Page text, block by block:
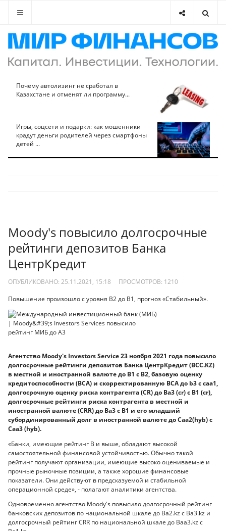
Почему автолизинг не сработал в
Казахстане и отменят ли программу...
Игры, соцсети и подарки: как мошенники
крадут деньги родителей через смартфоны
детей ...
Moody's повысило долгосрочные
рейтинги депозитов Банка
ЦентрКредит
ОПУБЛИКОВАНО: 25.11.2021, 15:18 ПРОСМОТРОВ: 1210
Повышение произошло с уровня В2 до В1, прогноз «Стабильный».
Агентство Moody's Investors Service 23 ноября 2021 года повысило
долгосрочные рейтинги депозитов Банка ЦентрКредит (BCC.KZ)
в местной и иностранной валюте до B1 с B2, базовую оценку
кредитоспособности (BCA) и скорректированную BCA до b3 с caa1,
долгосрочную оценку риска контрагента (CR) до Ba3 (cr) с B1 (cr),
долгосрочные рейтинги риска контрагента в местной и
иностранной валюте (CRR) до Ba3 с B1 и его младший
субординированный долг в иностранной валюте до Caa2(hyb) с
Caa3 (hyb).
«Банки, имеющие рейтинг B и выше, обладают высокой
самостоятельной финансовой устойчивостью. Обычно такой
рейтинг получают организации, имеющие высоко оцениваемые и
прочные рыночные позиции, а также хорошие финансовые
показатели. Они действуют в предсказуемой и стабильной
операционной среде», - полагают аналитики агентства.
Одновременно агентство Moody's повысило долгосрочный рейтинг
банковских депозитов по национальной шкале до Ba2.kz c Ba3.kz и
долгосрочный рейтинг CRR по национальной шкале до Baa3.kz c